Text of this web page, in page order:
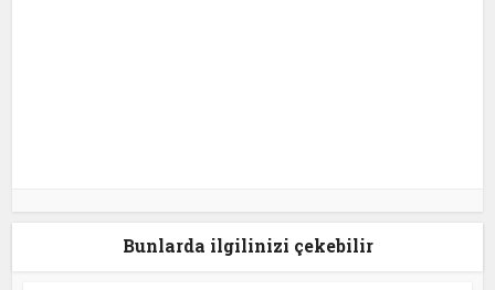
Bunlarda ilgilinizi çekebilir